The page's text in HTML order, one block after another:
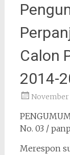
Calon
2014-
November
No. 03 /
Merespon